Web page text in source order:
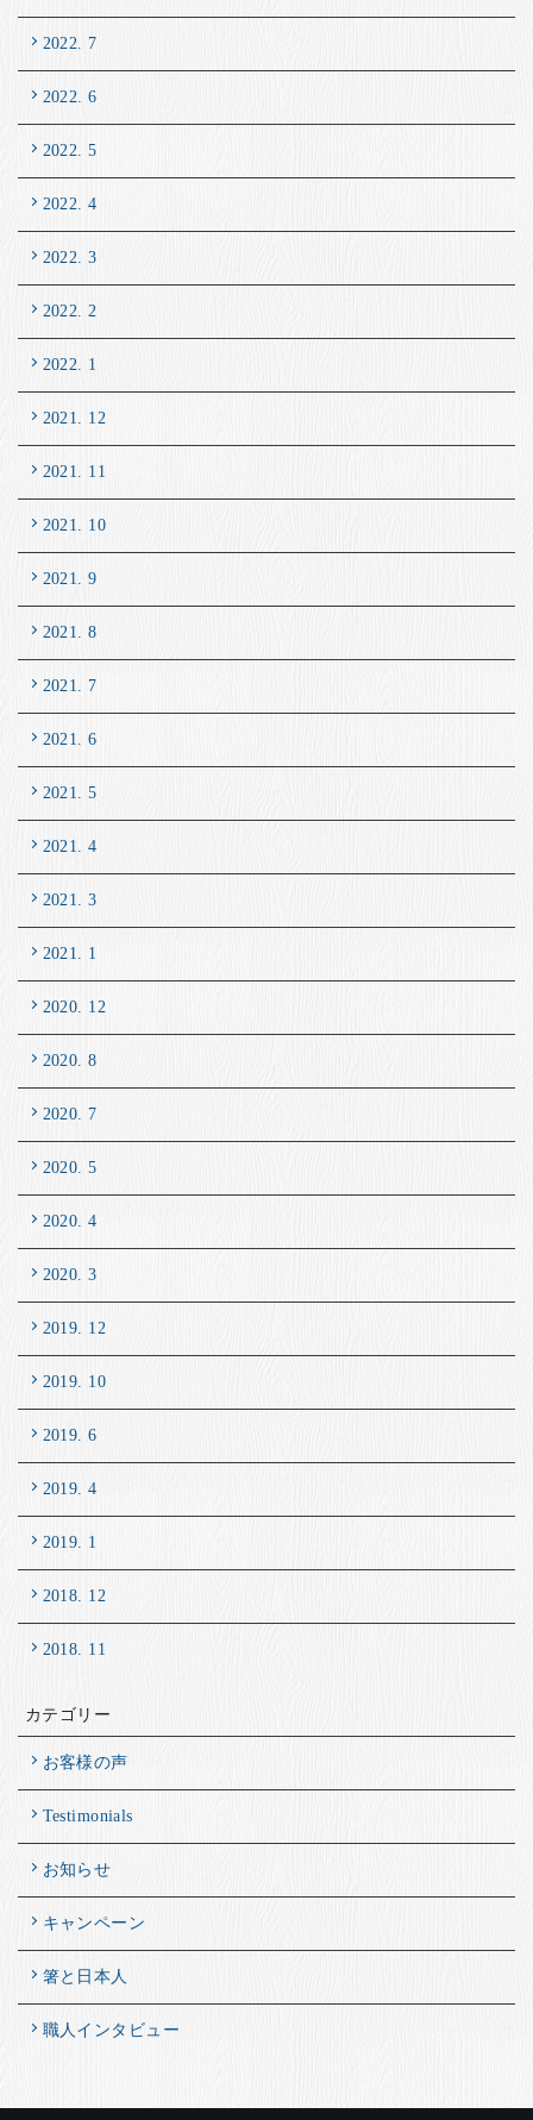
2022. 7
2022. 6
2022. 5
2022. 4
2022. 3
2022. 2
2022. 1
2021. 12
2021. 11
2021. 10
2021. 9
2021. 8
2021. 7
2021. 6
2021. 5
2021. 4
2021. 3
2021. 1
2020. 12
2020. 8
2020. 7
2020. 5
2020. 4
2020. 3
2019. 12
2019. 10
2019. 6
2019. 4
2019. 1
2018. 12
2018. 11
カテゴリー
お客様の声
Testimonials
お知らせ
キャンペーン
箸と日本人
職人インタビュー